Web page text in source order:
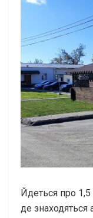
Йдеться про 1,5
де знаходяться